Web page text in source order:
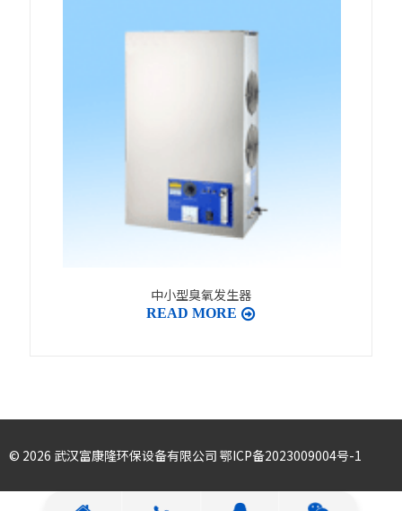
中小型臭氧发生器
READ MORE
©️ 2026 武汉富康隆环保设备有限公司 鄂ICP备2023009004号-1